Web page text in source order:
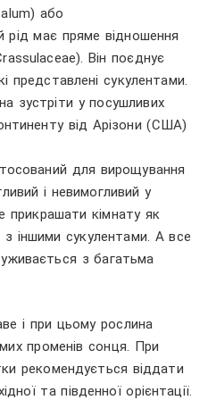
або
має пряме відношення
Він поєднує
представлені сукулентами.
зустріти у посушливих
від Арізони (США)
для вирощування
і невимогливий у
прикрашати кімнату як
з іншими сукулентами. А все
з багатьма
і при цьому рослина
променів сонця. При
рекомендується віддати
та південної орієнтації.